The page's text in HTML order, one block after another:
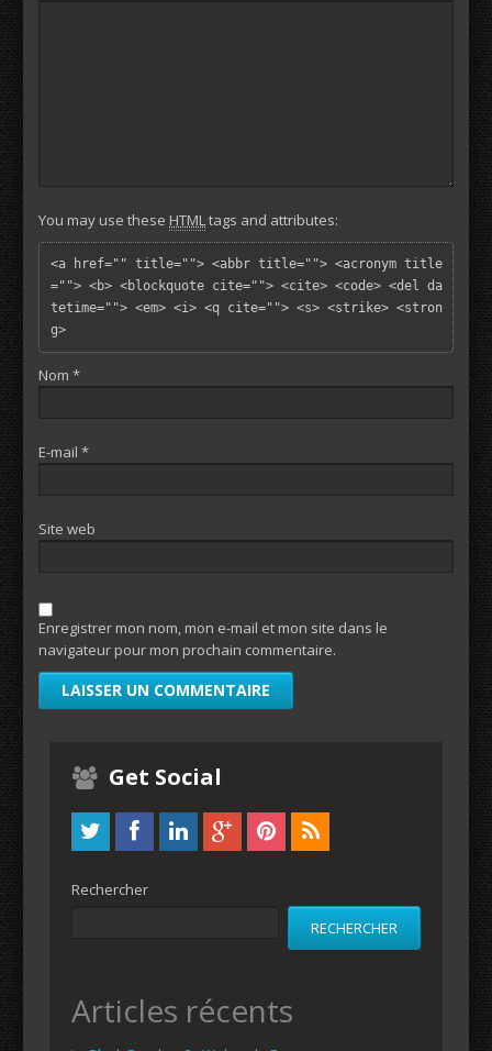
You may use these HTMLtags and attributes:
<a href="" title=""> <abbr title=""> <acronym title
=""> <b> <blockquote cite=""> <cite> <code> <del da
tetime=""> <em> <i> <q cite=""> <s> <strike> <stron
g>
Nom *
E-mail *
Site web
Enregistrer mon nom, mon e-mail et mon site dans le
navigateur pour mon prochain commentaire.
Get Social
Rechercher
RECHERCHER
Articles récents